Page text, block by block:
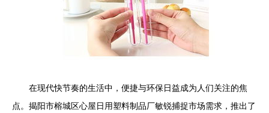
在现代快节奏的生活中，便捷与环保日益成为人们关注的焦
点。揭阳市榕城区心屋日用塑料制品厂敏锐捕捉市场需求，推出了